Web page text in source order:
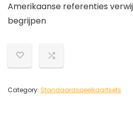
Amerikaanse referenties
begrijpen
Category: Standaardspeelkaartsets